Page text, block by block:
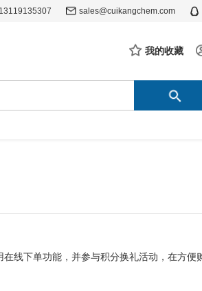
13119135307 sales@cuikangchem.com
我的收藏
线下单功能，并参与积分换礼活动，在方便